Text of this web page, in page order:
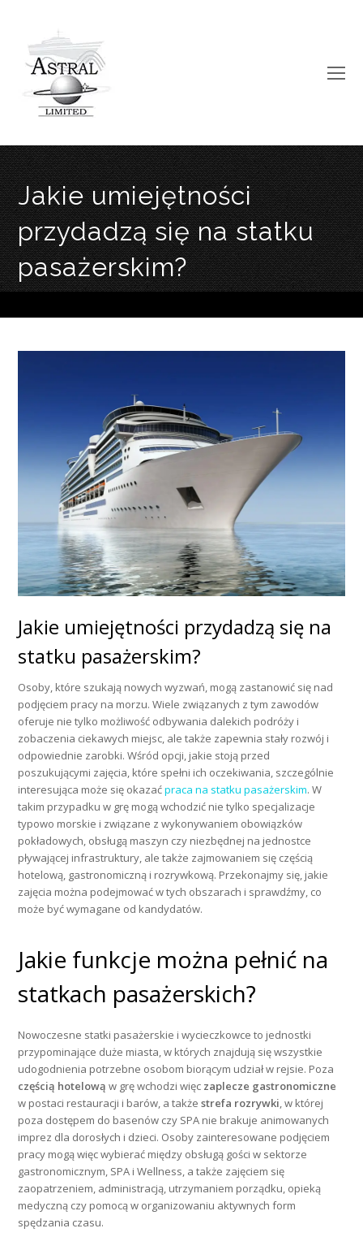
Jakie umiejętności
przydadzą się na statku
pasażerskim?
Jakie umiejętności przydadzą się na
statku pasażerskim?
Osoby, które szukają nowych wyzwań, mogą zastanowić się nad
podjęciem pracy na morzu. Wiele związanych z tym zawodów
oferuje nie tylko możliwość odbywania dalekich podróży i
zobaczenia ciekawych miejsc, ale także zapewnia stały rozwój i
odpowiednie zarobki. Wśród opcji, jakie stoją przed
poszukującymi zajęcia, które spełni ich oczekiwania, szczególnie
interesująca może się okazaćpraca na statku pasażerskim. W
takim przypadku w grę mogą wchodzić nie tylko specjalizacje
typowo morskie i związane z wykonywaniem obowiązków
pokładowych, obsługą maszyn czy niezbędnej na jednostce
pływającej infrastruktury, ale także zajmowaniem się częścią
hotelową, gastronomiczną i rozrywkową. Przekonajmy się, jakie
zajęcia można podejmować w tych obszarach i sprawdźmy, co
może być wymagane od kandydatów.
Jakie funkcje można pełnić na
statkach pasażerskich?
Nowoczesne statki pasażerskie i wycieczkowce to jednostki
przypominające duże miasta, w których znajdują się wszystkie
udogodnienia potrzebne osobom biorącym udział w rejsie. Poza
częścią hotelową w grę wchodzi więc zaplecze gastronomiczne
w postaci restauracji i barów, a takżestrefa rozrywki, w której
poza dostępem do basenów czy SPA nie brakuje animowanych
imprez dla dorosłych i dzieci. Osoby zainteresowane podjęciem
pracy mogą więc wybierać między obsługą gości w sektorze
gastronomicznym, SPA i Wellness, a także zajęciem się
zaopatrzeniem, administracją, utrzymaniem porządku, opieką
medyczną czy pomocą w organizowaniu aktywnych form
spędzania czasu.